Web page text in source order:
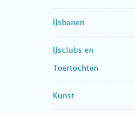
IJsbanen
IJsclubs en
Toertochten
Kunst